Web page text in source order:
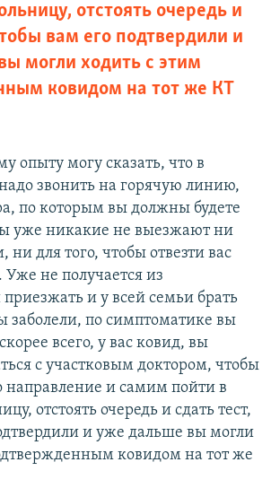
отстоять очередь и
вам его подтвердили и
могли ходить с этим
ковидом на тот же КТ
опыту могу сказать, что в
звонить на горячую линию,
по которым вы должны будете
уже никакие не выезжают ни
ни для того, чтобы отвезти вас
Уже не получается из
и у всей семьи брать
заболели, по симптоматике вы
всего, у вас ковид, вы
с участковым доктором, чтобы
направление и самим пойти в
отстоять очередь и сдать тест,
и уже дальше вы могли
ковидом на тот же